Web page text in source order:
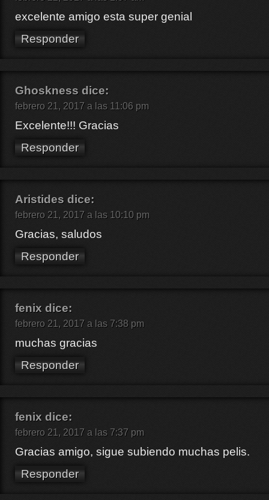
excelente amigo esta super genial
Responder
Ghoskness dice:
febrero 21, 2017 a las 11:06 pm
Excelente!!! Gracias
Responder
Aristides dice:
febrero 21, 2017 a las 10:10 pm
Gracias, saludos
Responder
fenix dice:
febrero 21, 2017 a las 7:38 pm
muchas gracias
Responder
fenix dice:
febrero 21, 2017 a las 7:37 pm
Gracias amigo, sigue subiendo muchas pelis.
Responder